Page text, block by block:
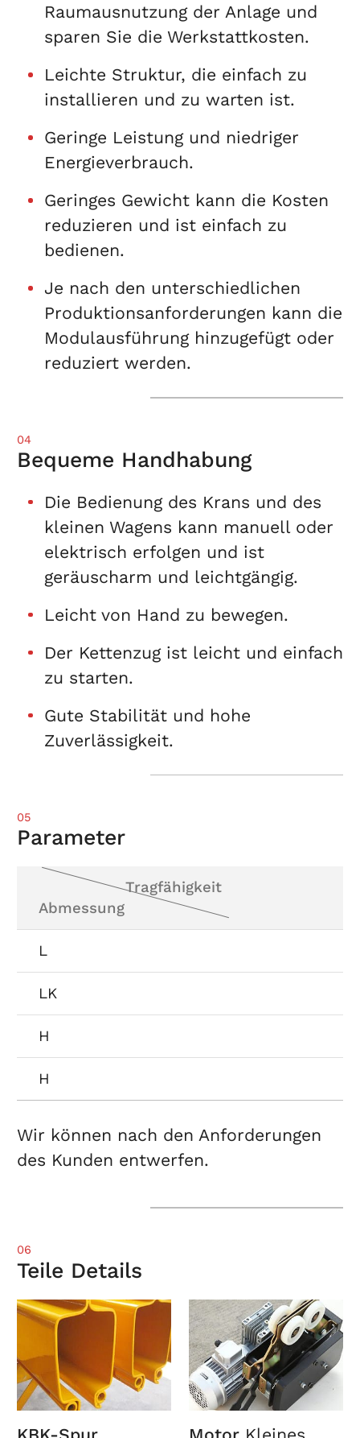
Raumausnutzung der Anlage und
sparen Sie die Werkstattkosten.
Leichte Struktur, die einfach zu
installieren und zu warten ist.
Geringe Leistung und niedriger
Energieverbrauch.
Geringes Gewicht kann die Kosten
reduzieren und ist einfach zu
bedienen.
Je nach den unterschiedlichen
Produktionsanforderungen kann die
Modulausführung hinzugefügt oder
reduziert werden.
04
Bequeme Handhabung
Die Bedienung des Krans und des
kleinen Wagens kann manuell oder
elektrisch erfolgen und ist
geräuscharm und leichtgängig.
Leicht von Hand zu bewegen.
Der Kettenzug ist leicht und einfach
zu starten.
Gute Stabilität und hohe
Zuverlässigkeit.
05
Parameter
Tragfähigkeit
Abmessung
L
LK
H
H
Wir können nach den Anforderungen
des Kunden entwerfen.
06
Teile Details